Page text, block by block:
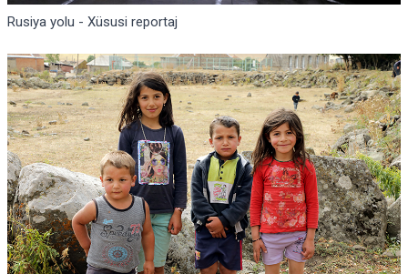
Rusiya yolu - Xüsusi reportaj